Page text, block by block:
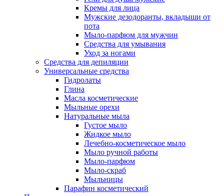
Кремы для лица
Мужские дезодоранты, вкладыши от
пота
Мыло-парфюм для мужчин
Средства для умывания
Уход за ногами
Средства для депиляции
Универсальные средства
Гидролаты
Глина
Масла косметические
Мыльные орехи
Натуральные мыла
Густое мыло
Жидкое мыло
Лечебно-косметическое мыло
Мыло ручной работы
Мыло-парфюм
Мыло-скраб
Мыльницы
Парафин косметический